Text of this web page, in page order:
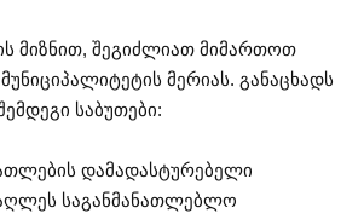
მიზნით, შეგიძლიათ მიმართოთ
მერიას. განაცხადს
საბუთები:
დამადასტურებელი
საგანმანათლებლო